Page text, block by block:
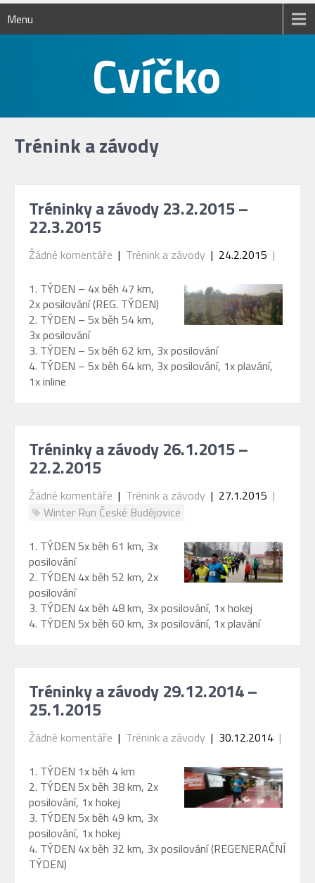
Menu
Trénink a závody
Tréninky a závody 23.2.2015 –
22.3.2015
Žádné komentáře | Trénink a závody | 24.2.2015 |
1. TÝDEN – 4x běh 47 km,
2x posilování (REG. TÝDEN)
2. TÝDEN – 5x běh 54 km,
3x posilování
3. TÝDEN – 5x běh 62 km, 3x posilování
4. TÝDEN – 5x běh 64 km, 3x posilování, 1x plavání,
1x inline
Tréninky a závody 26.1.2015 –
22.2.2015
Žádné komentáře | Trénink a závody | 27.1.2015 |
Winter Run České Budějovice
1. TÝDEN 5x běh 61 km, 3x
posilování
2. TÝDEN 4x běh 52 km, 2x
posilování
3. TÝDEN 4x běh 48 km, 3x posilování, 1x hokej
4. TÝDEN 5x běh 60 km, 3x posilování, 1x plavání
Tréninky a závody 29.12.2014 –
25.1.2015
Žádné komentáře | Trénink a závody | 30.12.2014 |
1. TÝDEN 1x běh 4 km
2. TÝDEN 5x běh 38 km, 2x
posilování, 1x hokej
3. TÝDEN 5x běh 49 km, 3x
posilování, 1x hokej
4. TÝDEN 4x běh 32 km, 3x posilování (REGENERAČNÍ
TÝDEN)